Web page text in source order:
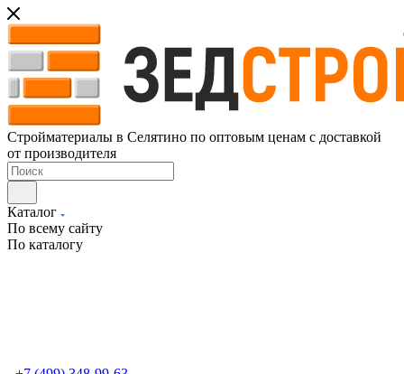
Стройматериалы в Селятино по оптовым ценам с доставкой
от производителя
Каталог
По всему сайту
По каталогу